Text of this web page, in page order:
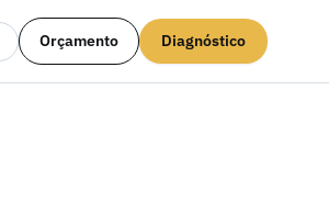
Orçamento Diagnóstico